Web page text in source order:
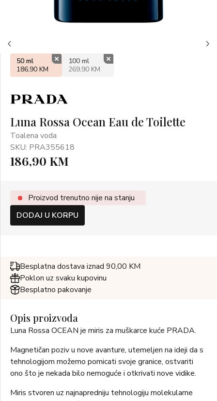
Luna Rossa Ocean Eau de Toilette
Toalena voda
SKU: PRA355618
186,90 KM
50 ml
186,90 KM
100 ml
269,90 KM
Proizvod trenutno nije na stanju
DODAJ U KORPU
Besplatna dostava iznad 90,00 KM
Poklon uz svaku kupovinu
Besplatno pakovanje
Opis proizvoda
Luna Rossa OCEAN je miris za muškarce kuće PRADA.
Magnetičan poziv u nove avanture, utemeljen na ideji da s
tehnologijom možemo pomicati svoje granice, ostvariti
ono što je nekada bilo nemoguće i otkrivati nove vidike.
Miris stvoren uz najnapredniju tehnologiju molekularne